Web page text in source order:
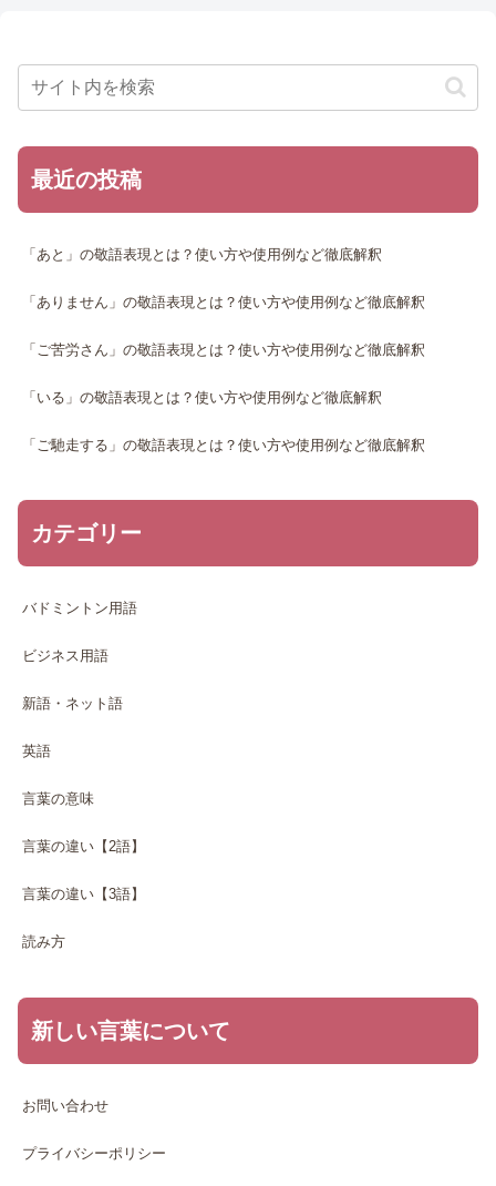
最近の投稿
「あと」の敬語表現とは？使い方や使用例など徹底解釈
「ありません」の敬語表現とは？使い方や使用例など徹底解釈
「ご苦労さん」の敬語表現とは？使い方や使用例など徹底解釈
「いる」の敬語表現とは？使い方や使用例など徹底解釈
「ご馳走する」の敬語表現とは？使い方や使用例など徹底解釈
カテゴリー
バドミントン用語
ビジネス用語
新語・ネット語
英語
言葉の意味
言葉の違い【2語】
言葉の違い【3語】
読み方
新しい言葉について
お問い合わせ
プライバシーポリシー